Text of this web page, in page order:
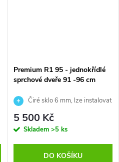
Premium R1 95 - jednokřídlé
sprchové dveře 91 -96 cm
Čiré sklo 6 mm, lze instalovat
na vaničku nebo přímo na podlahu
5 500 Kč
Skladem >5 ks
DO KOŠÍKU